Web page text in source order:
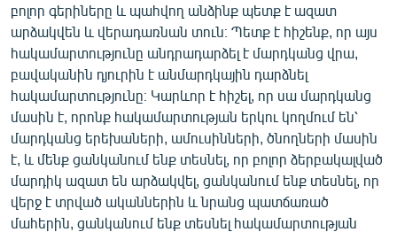
«Ազատության» բոլոր կայքերը
բոլոր գերիները և պահվող անձինք պետք է ազատ
արձակվեն և վերադառնան տուն։ Պետք է հիշենք, որ այս
հակամարտությունը անդրադարձել է մարդկանց վրա,
բավականին դյուրին է անմարդկային դարձնել
հակամարտությունը։ Կարևոր է հիշել, որ սա մարդկանց
մասին է, որոնք հակամարտության երկու կողմում են՝
մարդկանց երեխաների, ամուսինների, ծնողների մասին
է, և մենք ցանկանում ենք տեսնել, որ բոլոր ձերբակալված
մարդիկ ազատ են արձակվել, ցանկանում ենք տեսնել, որ
վերջ է տրված ականներին և նրանց պատճառած
մահերին, ցանկանում ենք տեսնել հակամարտության